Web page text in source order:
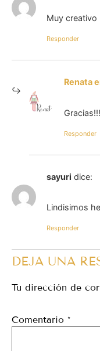
Muy creativo
Responder
Renata
Gracias!!!
Responder
sayuri dice:
Lindisimos
Responder
DEJA UNA
Tu dirección de
Comentario *